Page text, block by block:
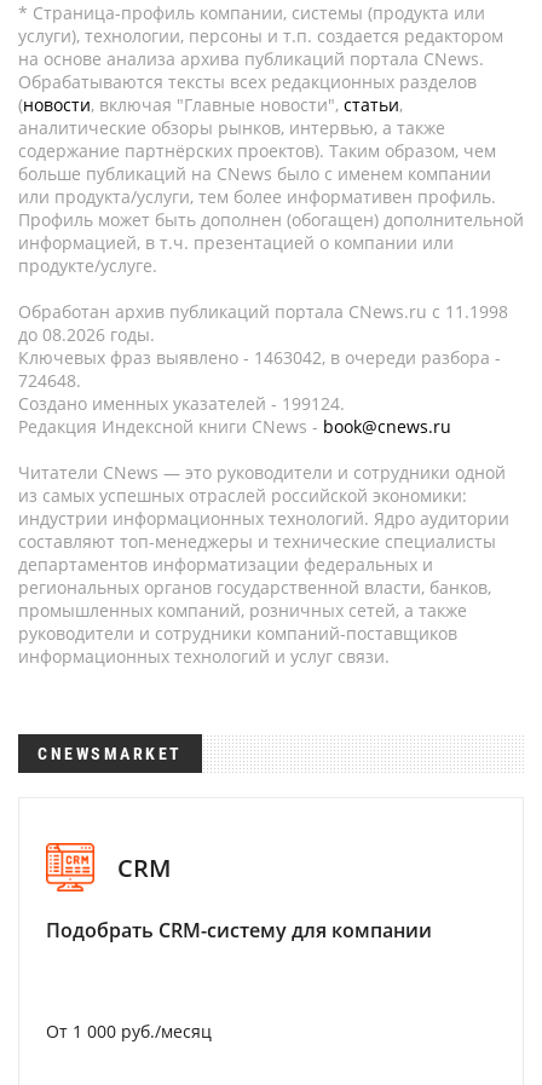
* Страница-профиль компании, системы (продукта или
услуги), технологии, персоны и т.п. создается редактором
на основе анализа архива публикаций портала CNews.
Обрабатываются тексты всех редакционных разделов
(новости, включая "Главные новости", статьи,
аналитические обзоры рынков, интервью, а также
содержание партнёрских проектов). Таким образом, чем
больше публикаций на CNews было с именем компании
или продукта/услуги, тем более информативен профиль.
Профиль может быть дополнен (обогащен) дополнительной
информацией, в т.ч. презентацией о компании или
продукте/услуге.
Обработан архив публикаций портала CNews.ru c 11.1998
до 08.2026 годы.
Ключевых фраз выявлено - 1463042, в очереди разбора -
724648.
Создано именных указателей - 199124.
Редакция Индексной книги CNews - book@cnews.ru
Читатели CNews — это руководители и сотрудники одной
из самых успешных отраслей российской экономики:
индустрии информационных технологий. Ядро аудитории
составляют топ-менеджеры и технические специалисты
департаментов информатизации федеральных и
региональных органов государственной власти, банков,
промышленных компаний, розничных сетей, а также
руководители и сотрудники компаний-поставщиков
информационных технологий и услуг связи.
CNEWSMARKET
CRM
Подобрать CRM-систему для компании
От 1 000 руб./месяц